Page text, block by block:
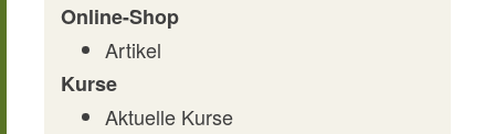
Online-Shop
Artikel
Kurse
Aktuelle Kurse